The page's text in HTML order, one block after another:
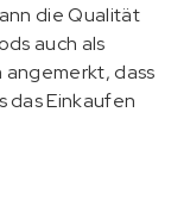
die Qualität
auch als
dass
das Einkaufen